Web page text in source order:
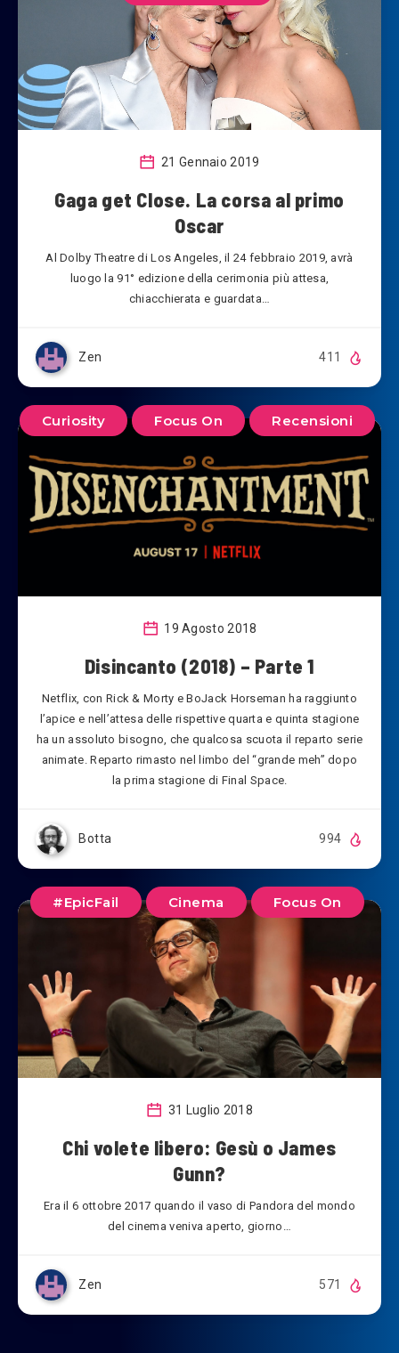
21 Gennaio 2019
Gaga get Close. La corsa al primo
Oscar
Al Dolby Theatre di Los Angeles, il 24 febbraio 2019, avrà
luogo la 91° edizione della cerimonia più attesa,
chiacchierata e guardata…
Zen 411
Curiosity Focus On Recensioni
19 Agosto 2018
Disincanto (2018) – Parte 1
Netflix, con Rick & Morty e BoJack Horseman ha raggiunto
l’apice e nell’attesa delle rispettive quarta e quinta stagione
ha un assoluto bisogno, che qualcosa scuota il reparto serie
animate. Reparto rimasto nel limbo del “grande meh” dopo
la prima stagione di Final Space.
Botta 994
#EpicFail Cinema Focus On
31 Luglio 2018
Chi volete libero: Gesù o James
Gunn?
Era il 6 ottobre 2017 quando il vaso di Pandora del mondo
del cinema veniva aperto, giorno…
Zen 571